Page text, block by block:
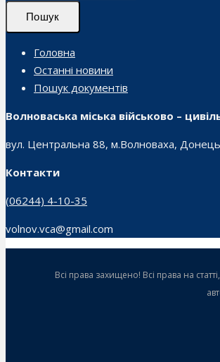
Пошук
Головна
Останні новини
Пошук документів
Волноваська міська військово –
вул. Центральна 88, м.Волноваха,
Контакти
(06244) 4-10-35
volnov.vca@gmail.com
Всі права захищено! Всі права на